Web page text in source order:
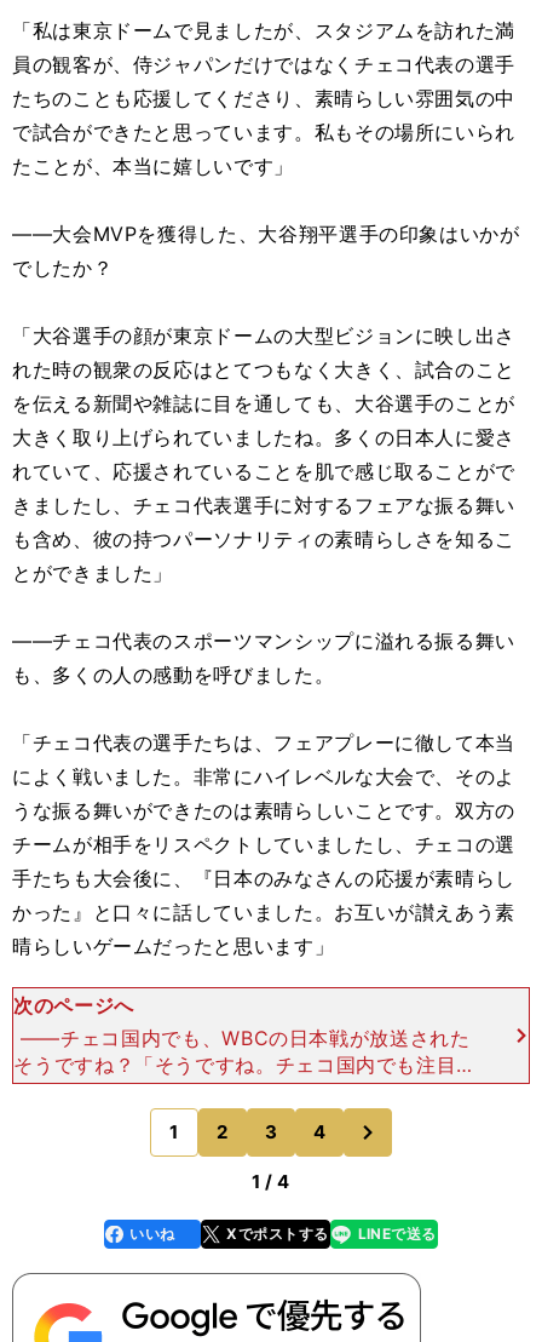
「私は東京ドームで見ましたが、スタジアムを訪れた満
員の観客が、侍ジャパンだけではなくチェコ代表の選手
たちのことも応援してくださり、素晴らしい雰囲気の中
で試合ができたと思っています。私もその場所にいられ
たことが、本当に嬉しいです」
――大会MVPを獲得した、大谷翔平選手の印象はいかが
でしたか？
「大谷選手の顔が東京ドームの大型ビジョンに映し出さ
れた時の観衆の反応はとてつもなく大きく、試合のこと
を伝える新聞や雑誌に目を通しても、大谷選手のことが
大きく取り上げられていましたね。多くの日本人に愛さ
れていて、応援されていることを肌で感じ取ることがで
きましたし、チェコ代表選手に対するフェアな振る舞い
も含め、彼の持つパーソナリティの素晴らしさを知るこ
とができました」
――チェコ代表のスポーツマンシップに溢れる振る舞い
も、多くの人の感動を呼びました。
「チェコ代表の選手たちは、フェアプレーに徹して本当
によく戦いました。非常にハイレベルな大会で、そのよ
うな振る舞いができたのは素晴らしいことです。双方の
チームが相手をリスペクトしていましたし、チェコの選
手たちも大会後に、『日本のみなさんの応援が素晴らし
かった』と口々に話していました。お互いが讃えあう素
晴らしいゲームだったと思います」
次のページへ
――チェコ国内でも、WBCの日本戦が放送された
そうですね？「そうですね。チェコ国内でも注目を
集めました。チェコの人口は約1051万人ですが、
試合の生中継を観た人は約25万人。別の方法で試
合を見た人が約
1 2 3 4
のページへ
1 / 4
faceboo
k
いいね Xでポストする
line LINEで送る